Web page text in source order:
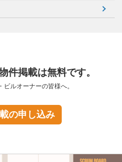
件掲載は無料です。
ビルオーナーの皆様へ。
の申し込み